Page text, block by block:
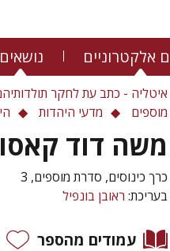
אלקטרוניים נושאים
איטליה - כתב עת לחקר
מוספים
מדעי היהדות
משה דוד
כרך כינוסים, סדרת מוספים, 3
בעריכת: ראובן בונפיל
עמודים מהספר